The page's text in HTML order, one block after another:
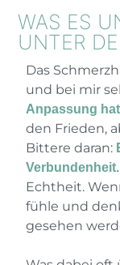
WAS ES
UNTER
Das
und bei mir
Anpassung
den Frieden,
Bittere daran:
Verbundenheit.
Echtheit.
fühle und
gesehen